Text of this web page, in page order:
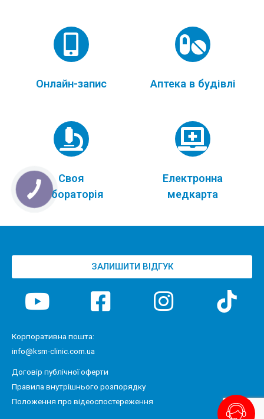
Онлайн-запис Аптека в будівлі
Своя
лабораторія
Електронна
медкарта
ЗАЛИШИТИ ВІДГУК
Корпоративна пошта:
info@ksm-clinic.com.ua
Договір публічної оферти
Правила внутрішнього розпорядку
Положення про відеоспостереження